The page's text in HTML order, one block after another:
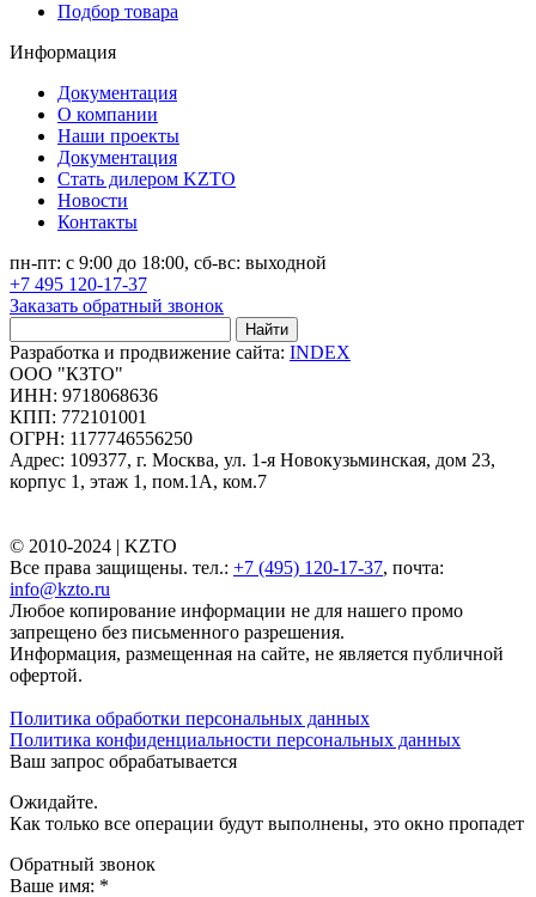
Подбор товара
Информация
Документация
О компании
Наши проекты
Документация
Стать дилером KZTO
Новости
Контакты
пн-пт: с 9:00 до 18:00, сб-вс: выходной
+7 495 120-17-37
Заказать обратный звонок
Найти
Разработка и продвижение сайта: INDEX
ООО "КЗТО"
ИНН: 9718068636
КПП: 772101001
ОГРН: 1177746556250
Адрес: 109377, г. Москва, ул. 1-я Новокузьминская, дом 23,
корпус 1, этаж 1, пом.1А, ком.7
© 2010-2024 | KZTO
Все права защищены. тел.: +7 (495) 120-17-37, почта:
info@kzto.ru
Любое копирование информации не для нашего промо
запрещено без письменного разрешения.
Информация, размещенная на сайте, не является публичной
офертой.
Политика обработки персональных данных
Политика конфиденциальности персональных данных
Ваш запрос обрабатывается
Ожидайте.
Как только все операции будут выполнены, это окно пропадет
Обратный звонок
Ваше имя: *